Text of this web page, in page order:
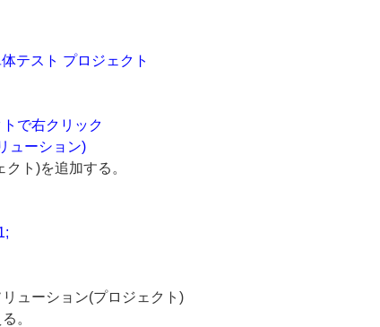
テスト プロジェクト
で右クリック
ューション)
ト)を追加する。
ューション(プロジェクト)
。